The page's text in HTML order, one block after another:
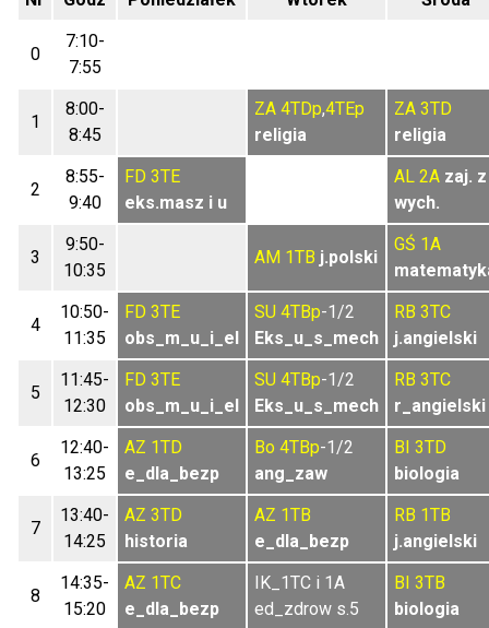
0
7:10-
7:55
1
8:00-
8:45
ZA 4TDp,4TEp
religia
ZA 3TD
religia
2
8:55-
9:40
FD 3TE
eks.masz i u
AL 2A zaj. z
wych.
3
9:50-
10:35
AM 1TB j.polski
GŚ 1A
4
10:50-
11:35
FD 3TE
obs_m_u_i_el
SU 4TBp-1/2
Eks_u_s_mech
RB 3TC
j.angielski
5
11:45-
12:30
FD 3TE
obs_m_u_i_el
SU 4TBp-1/2
Eks_u_s_mech
RB 3TC
r_angielski
6
12:40-
13:25
AZ 1TD
e_dla_bezp
Bo 4TBp-1/2
ang_zaw
BI 3TD
biologia
7
13:40-
14:25
AZ 3TD
historia
AZ 1TB
e_dla_bezp
RB 1TB
j.angielski
8
14:35-
15:20
AZ 1TC
e_dla_bezp
IK_1TC i 1A
ed_zdrow s.5
BI 3TB
biologia